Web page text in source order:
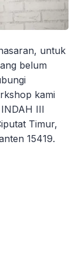
untuk
belum
kami
III
Timur,
15419.